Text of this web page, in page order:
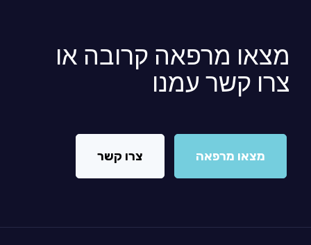
מצאו מרפאה קרובה או
צרו קשר עמנו
מצאו מרפאה צרו קשר